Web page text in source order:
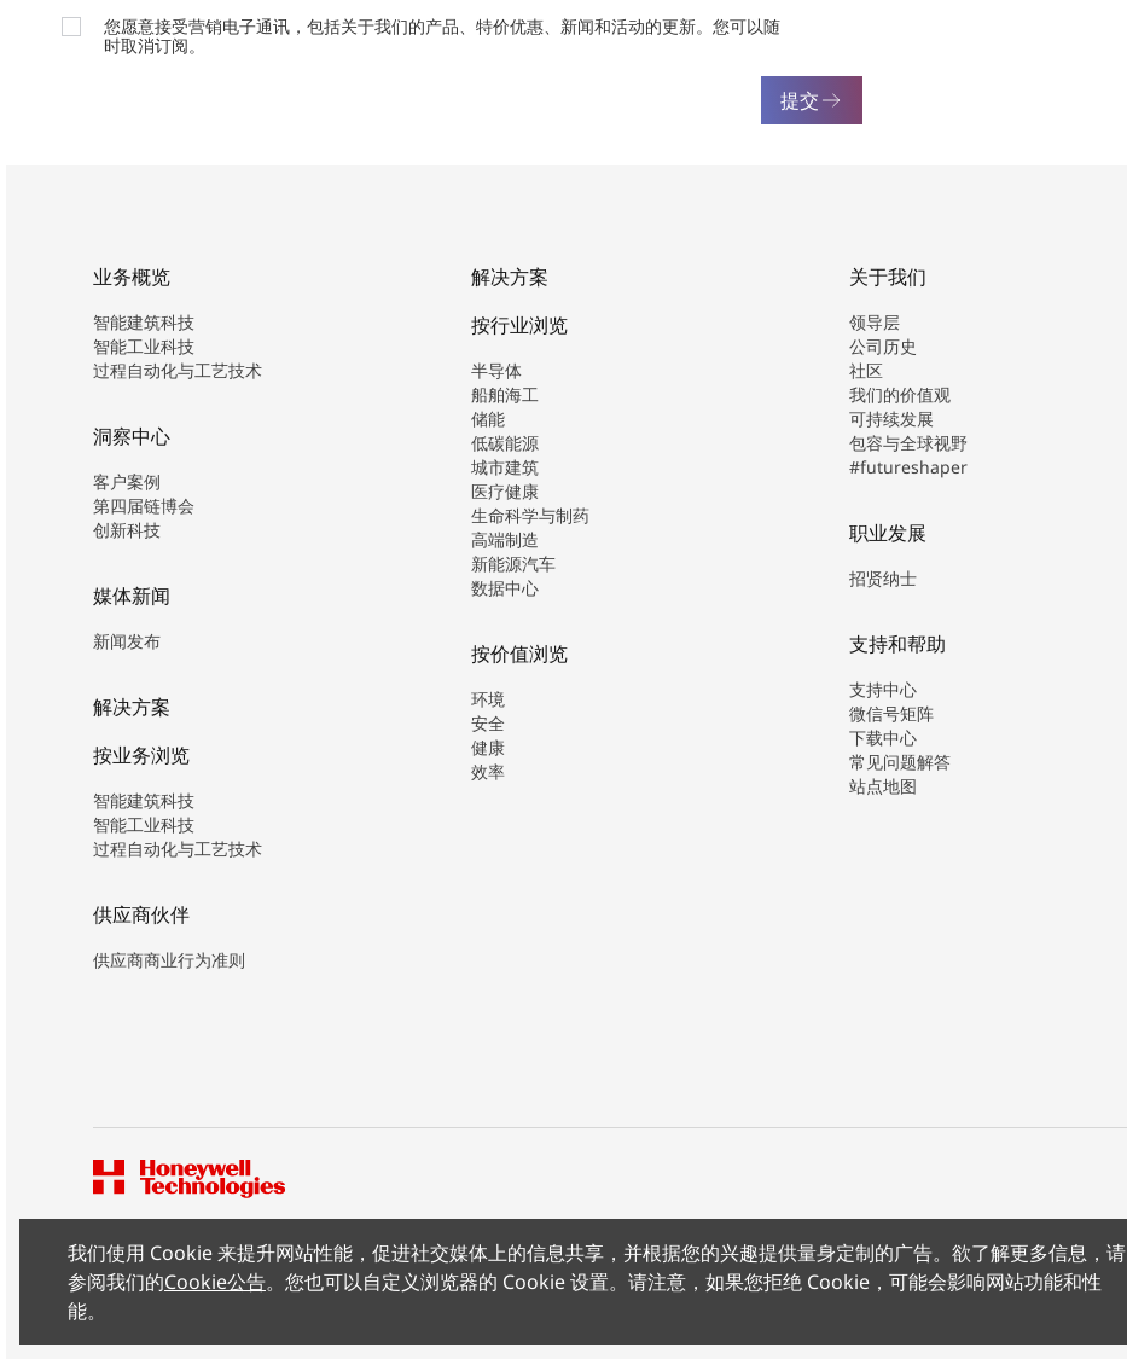
您愿意接受营销电子通讯，包括关于我们的产品、特价优惠、新闻和活动的更新。您可以随
时取消订阅。
提交
我们使用 Cookie 来提升网站性能，促进社交媒体上的信息共享，并根据您的兴趣提供量身定制的广告。欲了解更多信息，请
参阅我们的Cookie公告。您也可以自定义浏览器的 Cookie 设置。请注意，如果您拒绝 Cookie，可能会影响网站功能和性
能。
业务概览
智能建筑科技
智能工业科技
过程自动化与工艺技术
洞察中心
客户案例
第四届链博会
创新科技
媒体新闻
新闻发布
解决方案
按业务浏览
智能建筑科技
智能工业科技
过程自动化与工艺技术
供应商伙伴
供应商商业行为准则
解决方案
按行业浏览
半导体
船舶海工
储能
低碳能源
城市建筑
医疗健康
生命科学与制药
高端制造
新能源汽车
数据中心
按价值浏览
环境
安全
健康
效率
关于我们
领导层
公司历史
社区
我们的价值观
可持续发展
包容与全球视野
#futureshaper
职业发展
招贤纳士
支持和帮助
支持中心
微信号矩阵
下载中心
常见问题解答
站点地图
版权所有 ©2026 霍尼韦尔（中国）有限公司 沪公网安备 31011502012180号沪ICP备15008415号条款条约隐私声明